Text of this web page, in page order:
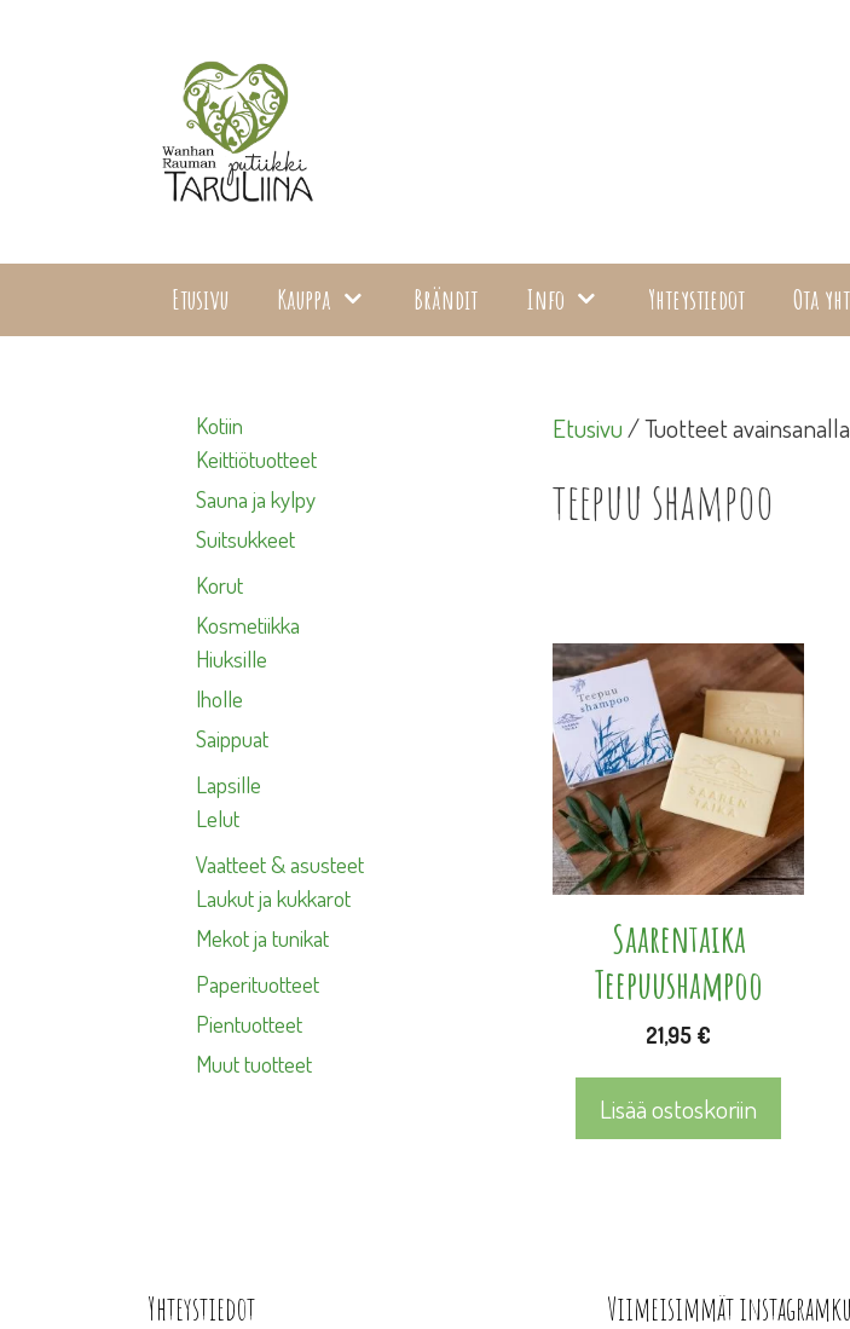
Etusivu Kauppa Brändit Info Yhteystiedot Ota
Etusivu/ Tuotteet
teepuu shampoo
Saarentaika
Teepuushampoo
21,95 €
Lisää ostoskoriin
Kotiin
Keittiötuotteet
Sauna ja kylpy
Suitsukkeet
Korut
Kosmetiikka
Hiuksille
Iholle
Saippuat
Lapsille
Lelut
Vaatteet & asusteet
Laukut ja kukkarot
Mekot ja tunikat
Paperituotteet
Pientuotteet
Muut tuotteet
Yhteystiedot Viimeisimmät